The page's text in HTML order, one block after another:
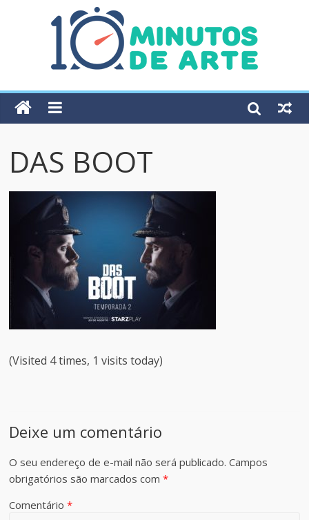
DAS BOOT
(Visited 4 times, 1 visits today)
Deixe um comentário
O seu endereço de e-mail não será publicado. Campos
obrigatórios são marcados com*
Comentário*